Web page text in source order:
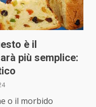
è il
più semplice:
o il morbido